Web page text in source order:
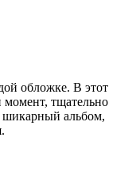
обложке. В этот
момент, тщательно
шикарный альбом,